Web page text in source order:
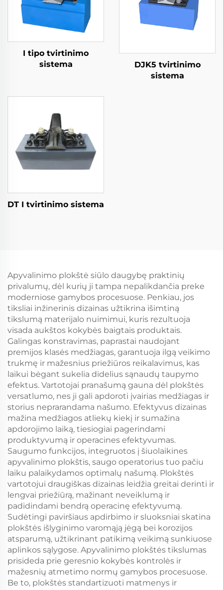
I tipo tvirtinimo
sistema
DJK5 tvirtinimo
sistema
DT I tvirtinimo sistema
Apyvalinimo plokštė siūlo daugybę praktinių
privalumų, dėl kurių ji tampa nepalikdančia preke
moderniose gamybos procesuose. Penkiau, jos
tiksliai inžinerinis dizainas užtikrina išimtiną
tikslumą materijalo nuimimui, kuris rezultuoja
visada aukštos kokybės baigtais produktais.
Galingas konstravimas, paprastai naudojant
premijos klasės medžiagas, garantuoja ilgą veikimo
trukmę ir mažesnius priežiūros reikalavimus, kas
laikui bėgant sukelia didelius sąnaudų taupymo
efektus. Vartotojai pranašumą gauna dėl plokštės
versatlumo, nes ji gali apdoroti įvairias medžiagas ir
storius neprarandama našumo. Efektyvus dizainas
mažina medžiagos atliekų kiekį ir sumažina
apdorojimo laiką, tiesiogiai pagerindami
produktyvumą ir operacines efektyvumas.
Saugumo funkcijos, integruotos į šiuolaikines
apyvalinimo plokštis, saugo operatorius tuo pačiu
laiku palaikydamos optimalų našumą. Plokštės
vartotojui draugiškas dizainas leidžia greitai derinti ir
lengvai priežiūrą, mažinant neveiklumą ir
padidindami bendrą operacinę efektyvumą.
Sudėtingi paviršiaus apdirbimo ir sluoksniai skatina
plokštės išlyginimo varomąją jėgą bei korozijos
atsparumą, užtikrinant patikimą veikimą sunkiuose
aplinkos sąlygose. Apyvalinimo plokštės tikslumas
prisideda prie geresnio kokybės kontrolės ir
mažesnių atmetimo normų gamybos procesuose.
Be to, plokštės standartizuoti matmenys ir